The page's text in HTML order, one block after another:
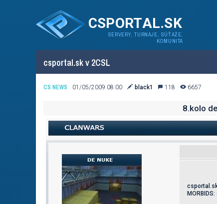
CSPORTAL.SK
SERVERY, TURNAJE, SÚŤAŽE,
KOMUNITA
csportal.sk v 2CSL
CS NEWS 01/05/2009 08:00 black1 118 6657
8.kolo
MORBIDS: